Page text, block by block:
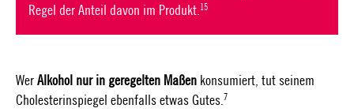
Regel der Anteil davon im Produkt.15
Wer Alkohol nur in geregelten Maßen konsumiert, tut seinem
Cholesterinspiegel ebenfalls etwas Gutes.7